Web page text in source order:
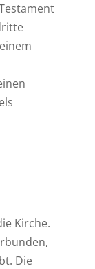
Kirche.
Die